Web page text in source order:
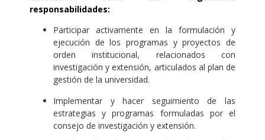
responsabilidades:
Participar activamente en la formulación y
ejecución de los programas y proyectos de
orden institucional, relacionados con
investigación y extensión, articulados al plan de
gestión de la universidad.
Implementar y hacer seguimiento de las
estrategias y programas formuladas por el
consejo de investigación y extensión.